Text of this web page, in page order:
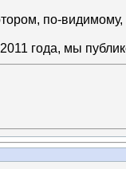
по-
года, мы